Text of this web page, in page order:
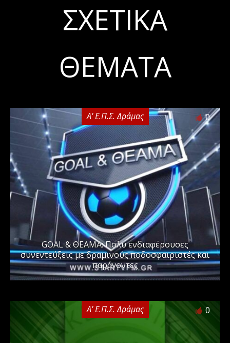
ΣΧΕΤΙΚΆ
ΘΈΜΑΤΑ
Α' Ε.Π.Σ. Δράμας 0
GOAL & ΘΕΑΜΑ: Πολύ ενδιαφέρουσες
συνεντεύξεις με δραμινούς ποδοσφαιριστές και
παράγοντες
Α' Ε.Π.Σ. Δράμας 0